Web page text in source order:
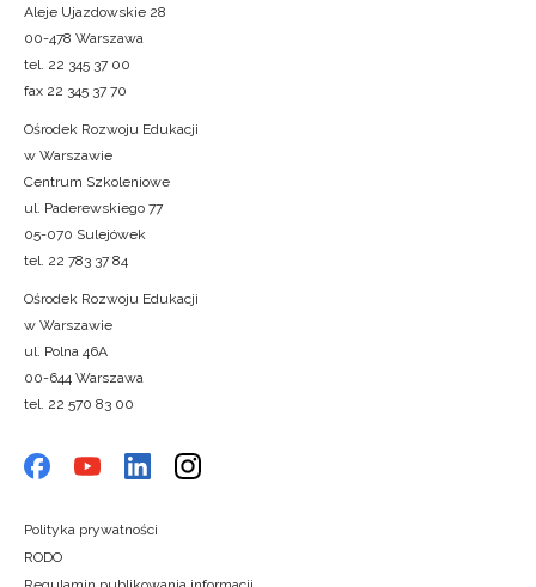
Aleje Ujazdowskie 28
00-478 Warszawa
tel. 22 345 37 00
fax 22 345 37 70
Ośrodek Rozwoju Edukacji
w Warszawie
Centrum Szkoleniowe
ul. Paderewskiego 77
05-070 Sulejówek
tel. 22 783 37 84
Ośrodek Rozwoju Edukacji
w Warszawie
ul. Polna 46A
00-644 Warszawa
tel. 22 570 83 00
Polityka prywatności
RODO